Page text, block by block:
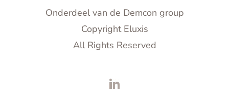
Onderdeel van de Demcon group
Copyright Eluxis
All Rights Reserved